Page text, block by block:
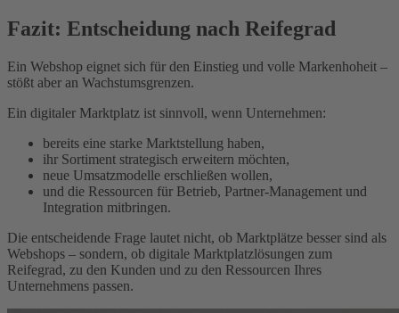
Fazit: Entscheidung nach Reifegrad
Ein Webshop eignet sich für den Einstieg und volle Markenhoheit –
stößt aber an Wachstumsgrenzen.
Ein digitaler Marktplatz ist sinnvoll, wenn Unternehmen:
bereits eine starke Marktstellung haben,
ihr Sortiment strategisch erweitern möchten,
neue Umsatzmodelle erschließen wollen,
und die Ressourcen für Betrieb, Partner-Management und
Integration mitbringen.
Die entscheidende Frage lautet nicht, ob Marktplätze besser sind als
Webshops – sondern, ob digitale Marktplatzlösungen zum
Reifegrad, zu den Kunden und zu den Ressourcen Ihres
Unternehmens passen.